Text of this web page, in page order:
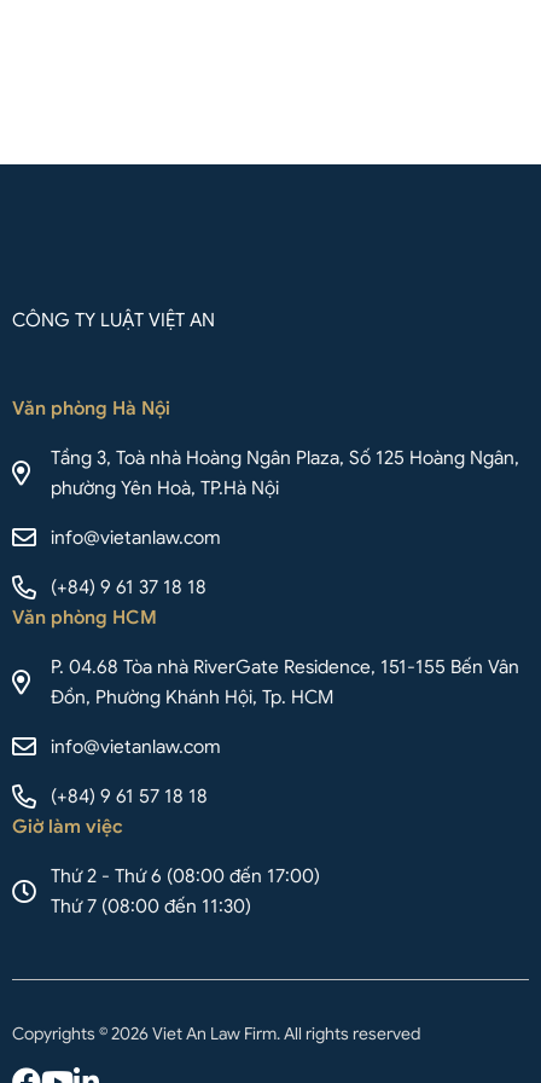
CÔNG TY LUẬT VIỆT AN
Văn phòng Hà Nội
Tầng 3, Toà nhà Hoàng Ngân Plaza, Số 125 Hoàng Ngân,
phường Yên Hoà, TP.Hà Nội
info@vietanlaw.com
(+84) 9 61 37 18 18
Văn phòng HCM
P. 04.68 Tòa nhà RiverGate Residence, 151-155 Bến Vân
Đồn, Phường Khánh Hội, Tp. HCM
info@vietanlaw.com
(+84) 9 61 57 18 18
Giờ làm việc
Thứ 2 - Thứ 6 (08:00 đến 17:00)
Thứ 7 (08:00 đến 11:30)
Copyrights © 2026 Viet An Law Firm. All rights reserved